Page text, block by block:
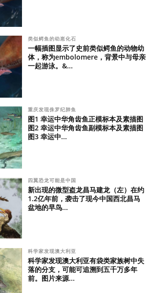
类似鳄鱼的幼崽化石
一幅插图显示了史前类似鳄鱼的动物幼
体，称为embolomere，背景中与母亲
一起游泳。&...
重庆发现侏罗纪肺鱼
图1 幸运中华角齿鱼正模标本及素描图
图2 幸运中华角齿鱼副模标本及素描图
图3 幸运中...
四翼恐龙可能是中国
新出现的微型盗龙昌马建龙（左）在约
1.2亿年前，袭击了现今中国西北昌马
盆地的早鸟...
科学家发现澳大利亚
科学家发现澳大利亚有袋类家族树中失
落的分支，可能可追溯到五千万多年
前。图片来源...